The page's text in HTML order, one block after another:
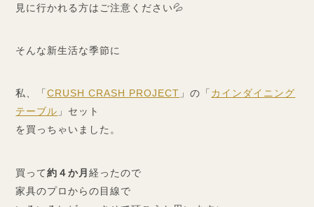
見に行かれる方はご注意ください💦
そんな新生活な季節に
私、「CRUSH CRASH PROJECT 」の「 カインダイニング
テーブル 」セット
を買っちゃいました。
買って約４か月経ったので
家具のプロからの目線で